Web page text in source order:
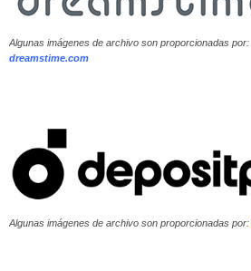
Algunas imágenes de archivo son proporcionadas por:
dreamstime.com
Algunas imágenes de archivo son proporcionadas por: